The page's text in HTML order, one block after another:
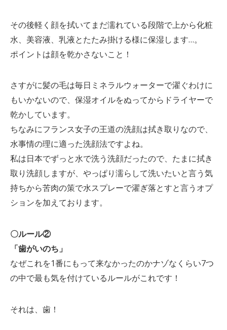
その後軽く顔を拭いてまだ濡れている段階で上から化粧
水、美容液、乳液とたたみ掛ける様に保湿します…。
ポイントは顔を乾かさないこと！
さすがに髪の毛は毎日ミネラルウォーターで濯ぐわけに
もいかないので、保湿オイルをぬってからドライヤーで
乾かしています。
ちなみにフランス女子の王道の洗顔は拭き取りなので、
水事情の理に適った洗顔法ですよね。
私は日本でずっと水で洗う洗顔だったので、たまに拭き
取り洗顔しますが、やっぱり濡らして洗いたいと言う気
持ちから苦肉の策で水スプレーで濯ぎ落とすと言うオプ
ションを加えております。
〇ルール②
「歯がいのち」
なぜこれを1番にもって来なかったのかナゾなくらい7つ
の中で最も気を付けているルールがこれです！
それは、歯！